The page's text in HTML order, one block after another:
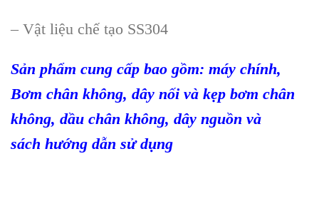
– Vật liệu chế tạo SS304
Sản phẩm cung cấp bao gồm: máy chính,
Bơm chân không, dây nối và kẹp bơm chân
không, dầu chân không, dây nguồn và
sách hướng dẫn sử dụng